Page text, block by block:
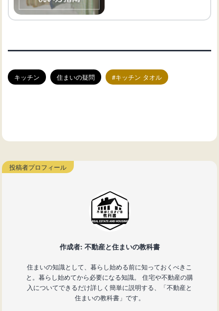
キッチン 住まいの疑問 キッチン タオル
作成者: 不動産と住まいの教科書
住まいの知識として、暮らし始める前に知っておくべきこ
と。暮らし始めてから必要になる知識。 住宅や不動産の購
入についてできるだけ詳しく簡単に説明する、「不動産と
住まいの教科書」です。